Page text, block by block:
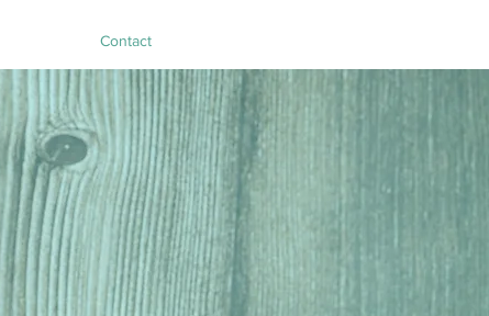
Contact